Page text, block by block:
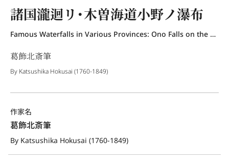
諸国瀧迴リ・木曽海道小野ノ瀑布
Famous Waterfalls in Various Provinces: Ono Falls on the Kiso-Kaido Highway
葛飾北斎筆
By Katsushika Hokusai (1760-1849)
作家名
葛飾北斎筆
By Katsushika Hokusai (1760-1849)